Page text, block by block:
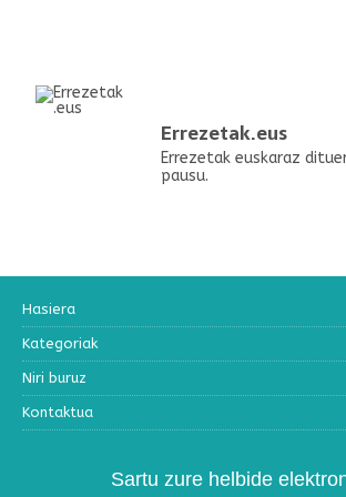
Errezetak.eus
Errezetak euskaraz
pausu.
Hasiera
Kategoriak
Niri buruz
Kontaktua
Sartu zure helbide